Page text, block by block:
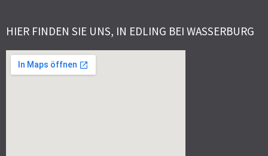
HIER FINDEN SIE UNS, IN EDLING BEI WASSERBURG